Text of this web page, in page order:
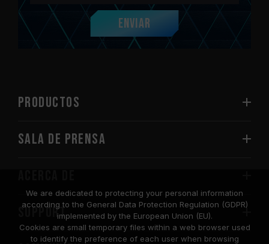
Enviar
PRODUCTOS
Sala de prensa
SUPPORT
We are dedicated to protecting your personal information
according to the General Data Protection Regulation (GDPR)
implemented by the European Union (EU).
Cookies are small temporary files within a web browser used
to identify the preference of each user when browsing